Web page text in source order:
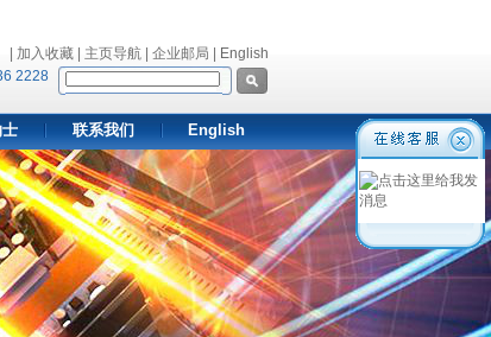
| 加入收藏 | 主页导航 | 企业邮局 |
English
2228
联系我们 English